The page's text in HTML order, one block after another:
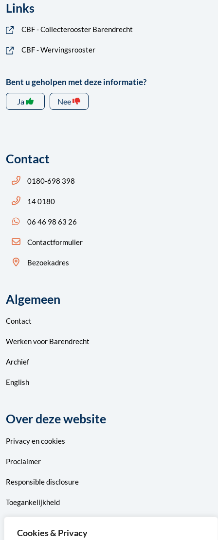
Cookies & Privacy
Links
CBF - Collecterooster Barendrecht
CBF - Wervingsrooster
Bent u geholpen met deze informatie?
Ja Nee
Contact
Bel ons: 14 0180
0180-698 398
Bel ons: 14 0180
14 0180
App ons: 06 46 98 63 26 (WhatsApp)
06 46 98 63 26
Contactformulier
Bezoekadres
Algemeen
Contact
Werken voor Barendrecht
Archief
English
Over deze website
Privacyencookies
Proclaimer
Responsible disclosure
Toegankelijkheid